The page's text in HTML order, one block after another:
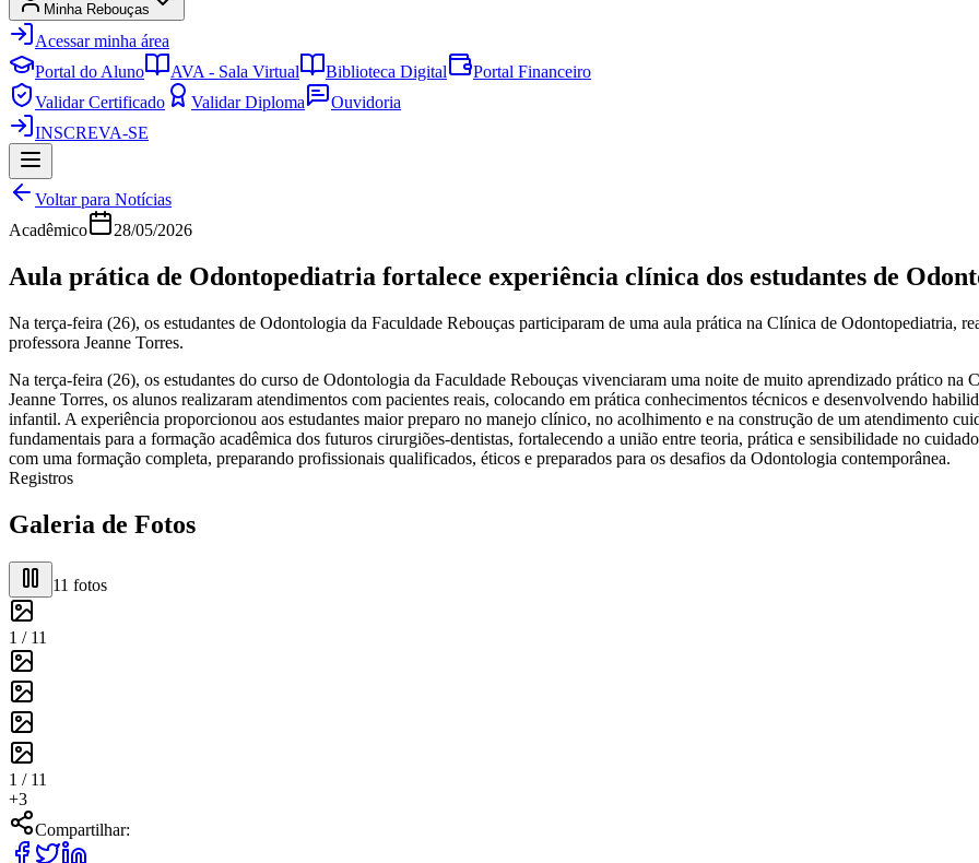
Minha Rebouças
Acessar minha área
Portal do Aluno
AVA - Sala Virtual Biblioteca Digital
Portal Financeiro
Validar Certificado
Validar Diploma
Ouvidoria
INSCREVA-SE
Voltar para Notícias
Acadêmico
28/05/2026
Aula prática de Odontopediatria fortalece experiência clínica dos estudantes de
Na terça-feira (26), os estudantes de Odontologia da Faculdade Rebouças participaram de uma aula prática na Clínica de Odontopediatria,
professora Jeanne Torres.
Na terça-feira (26), os estudantes do curso de Odontologia da Faculdade Rebouças vivenciaram uma noite de muito aprendizado prático na
Jeanne Torres, os alunos realizaram atendimentos com pacientes reais, colocando em prática conhecimentos técnicos e desenvolvendo
infantil. A experiência proporcionou aos estudantes maior preparo no manejo clínico, no acolhimento e na construção de um atendimento
fundamentais para a formação acadêmica dos futuros cirurgiões-dentistas, fortalecendo a união entre teoria, prática e sensibilidade no
com uma formação completa, preparando profissionais qualificados, éticos e preparados para os desafios da Odontologia contemporânea.
Registros
Galeria de Fotos
11 fotos
1 / 11
1 / 11
+3
Compartilhar: